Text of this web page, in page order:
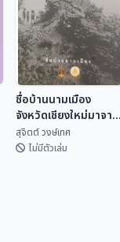
ชื่อบ้านนามเมือง
จังหวัดเชียงใหม่มาจาก
ไหน?
สุจิตต์ วงษ์เทศ
ไม่มีตัวเล่ม